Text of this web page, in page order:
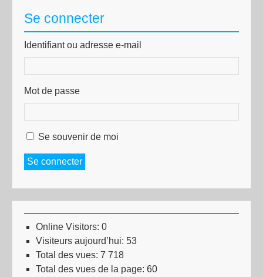
Se connecter
Identifiant ou adresse e-mail
Mot de passe
Se souvenir de moi
Se connecter
Online Visitors: 0
Visiteurs aujourd’hui: 53
Total des vues: 7 718
Total des vues de la page: 60